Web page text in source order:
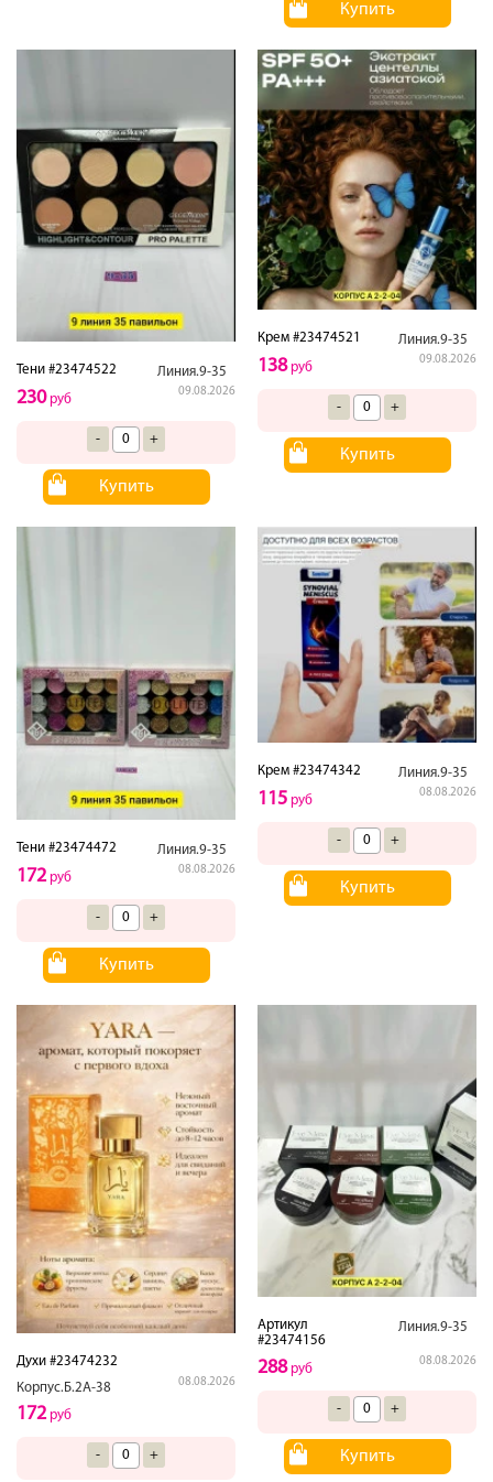
Купить
Тени #23474522 Линия.9-35
09.08.2026
230руб
- +
Купить
Крем #23474521 Линия.9-35
09.08.2026
138руб
- +
Купить
Тени #23474472 Линия.9-35
08.08.2026
172руб
- +
Купить
Крем #23474342 Линия.9-35
08.08.2026
115 руб
- +
Купить
Духи #23474232
Корпус.Б.2А-38
08.08.2026
172руб
- +
Артикул
#23474156
Линия.9-35
08.08.2026
288руб
- +
Купить